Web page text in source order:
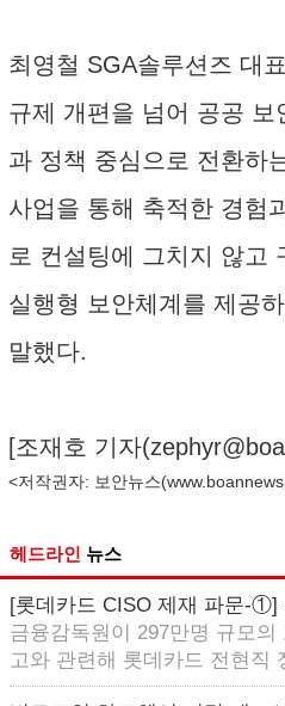
최영철 SGA솔루션즈 대
규제 개편을 넘어 공공 보
과 정책 중심으로 전환하
사업을 통해 축적한 경험
로 컨설팅에 그치지 않고
실행형 보안체계를 제공
말했다.
[조재호 기자(
<저작권자: 보안뉴스(
헤드라인 뉴스
[롯데카드 CISO 제재 파문-①]
금융감독원이 297만명 규모
고와 관련해 롯데카드 전현직